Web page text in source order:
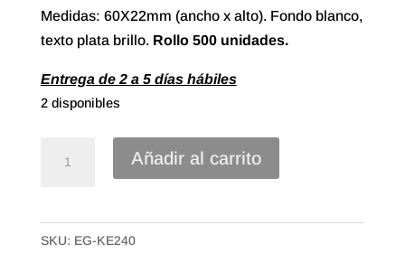
Medidas: 60X22mm (ancho x alto). Fondo blanco,
texto plata brillo. Rollo 500 unidades.
Entrega de 2 a 5 días hábiles
2 disponibles
Euskera,
Blanca
Añadir al carrito
SKU: EG-KE240